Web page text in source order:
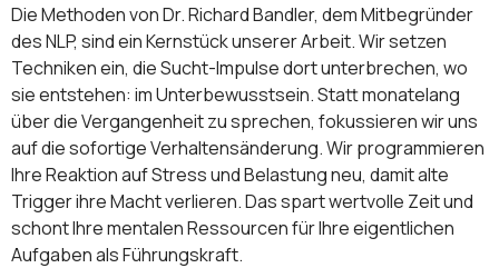
Die Methoden von Dr. Richard Bandler, dem Mitbegründer
des NLP, sind ein Kernstück unserer Arbeit. Wir setzen
Techniken ein, die Sucht-Impulse dort unterbrechen, wo
sie entstehen: im Unterbewusstsein. Statt monatelang
über die Vergangenheit zu sprechen, fokussieren wir uns
auf die sofortige Verhaltensänderung. Wir programmieren
Ihre Reaktion auf Stress und Belastung neu, damit alte
Trigger ihre Macht verlieren. Das spart wertvolle Zeit und
schont Ihre mentalen Ressourcen für Ihre eigentlichen
Aufgaben als Führungskraft.